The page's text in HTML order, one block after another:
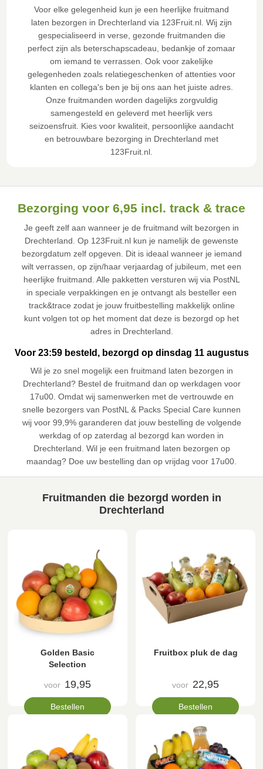
Voor elke gelegenheid kun je een heerlijke fruitmand
laten bezorgen in Drechterland via 123Fruit.nl. Wij zijn
gespecialiseerd in verse, gezonde fruitmanden die
perfect zijn als beterschapscadeau, bedankje of zomaar
om iemand te verrassen. Ook voor zakelijke
gelegenheden zoals relatiegeschenken of attenties voor
klanten en collega's ben je bij ons aan het juiste adres.
Onze fruitmanden worden dagelijks zorgvuldig
samengesteld en geleverd met heerlijk vers
seizoensfruit. Kies voor kwaliteit, persoonlijke aandacht
en betrouwbare bezorging in Drechterland met
123Fruit.nl.
Bezorging voor 6,95 incl. track & trace
Je geeft zelf aan wanneer je de fruitmand wilt bezorgen in
Drechterland. Op 123Fruit.nl kun je namelijk de gewenste
bezorgdatum zelf opgeven. Dit is ideaal wanneer je iemand
wilt verrassen, op zijn/haar verjaardag of jubileum, met een
heerlijke fruitmand. Alle pakketten versturen wij via PostNL
in speciale verpakkingen en je ontvangt als besteller een
track&trace zodat je jouw fruitbestelling makkelijk online
kunt volgen tot op het moment dat deze is bezorgd op het
adres in Drechterland.
Voor 23:59 besteld, bezorgd op dinsdag 11 augustus
Wil je zo snel mogelijk een fruitmand laten bezorgen in
Drechterland? Bestel de fruitmand dan op werkdagen voor
17u00. Omdat wij samenwerken met de vertrouwde en
snelle bezorgers van PostNL & Packs Special Care kunnen
wij voor 99,9% garanderen dat jouw bestelling de volgende
werkdag of op zaterdag al bezorgd kan worden in
Drechterland. Wil je een fruitmand laten bezorgen op
maandag? Doe uw bestelling dan op vrijdag voor 17u00.
Fruitmanden die bezorgd worden in
Drechterland
Golden Basic
Selection
voor 19,95
Bestellen
Fruitbox pluk de dag
voor 22,95
Bestellen